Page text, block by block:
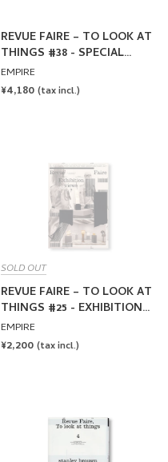
REVUE FAIRE – TO LOOK AT
THINGS #38 - SPECIAL
ISSUE: A DEBATE: JAN VAN
TOORN, WIM CROUWEL
EMPIRE
REGULAR
¥4,180 (tax incl.)
SOLD OUT
REVUE FAIRE – TO LOOK AT
THINGS #25 - EXHIBITION
VIEWS?: JONATHAN MONK
EMPIRE
REGULAR
¥2,200 (tax incl.)